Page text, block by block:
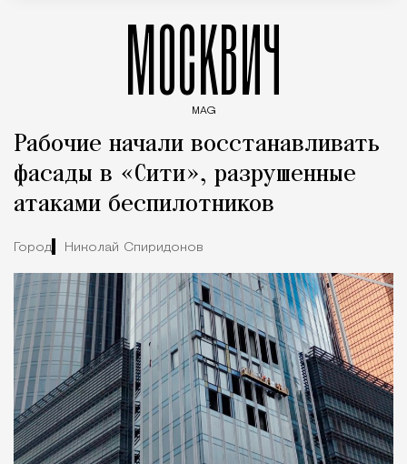
МОСКВИЧ
MAG
Рабочие начали восстанавливать
фасады в «Сити», разрушенные
атаками беспилотников
Город Николай Спиридонов